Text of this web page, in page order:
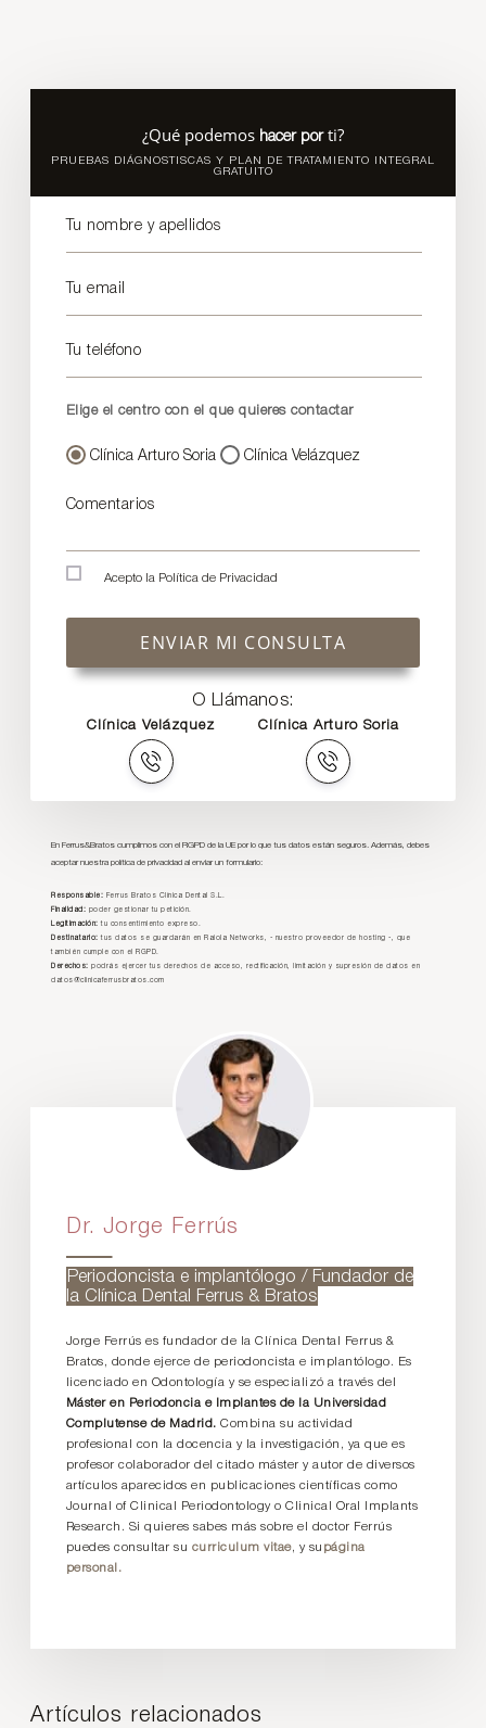
¿Qué podemos hacer porti?
PRUEBAS DIÁGNOSTISCAS Y PLAN DE TRATAMIENTO INTEGRAL
GRATUITO
Tu nombre y apellidos
Tu email
Tu teléfono
Elige el centro con el que quieres contactar
Clínica Arturo Soria Clínica Velázquez
Comentarios
Acepto la Política de Privacidad
ENVIAR MI CONSULTA
O Llámanos:
Clínica Velázquez Clínica Arturo Soria
En Ferrus&Bratos cumplimos con el RGPD de la UE por lo que tus datos están seguros. Además, debes
aceptar nuestra política de privacidad al enviar un formulario:
Responsable: Ferrus Bratos Clínica Dental S.L.
Finalidad: poder gestionar tu petición.
Legitimación: tu consentimiento expreso.
Destinatario: tus datos se guardarán en Raiola Networks, - nuestro proveedor de hosting -, que
también cumple con el RGPD.
Derechos: podrás ejercer tus derechos de acceso, rectificación, limitación y supresión de datos en
datos@clinicaferrusbratos.com
Dr. Jorge Ferrús
Periodoncista e implantólogo / Fundador de
la Clínica Dental Ferrus & Bratos
Jorge Ferrús es fundador de la Clínica Dental Ferrus &
Bratos, donde ejerce de periodoncista e implantólogo. Es
licenciado en Odontología y se especializó a través del
Máster en Periodoncia e Implantes de la Universidad
Complutense de Madrid. Combina su actividad
profesional con la docencia y la investigación, ya que es
profesor colaborador del citado máster y autor de diversos
artículos aparecidos en publicaciones científicas como
Journal of Clinical Periodontology o Clinical Oral Implants
Research. Si quieres sabes más sobre el doctor Ferrús
puedes consultar su curriculum vitae, y su página
personal.
Artículos relacionados